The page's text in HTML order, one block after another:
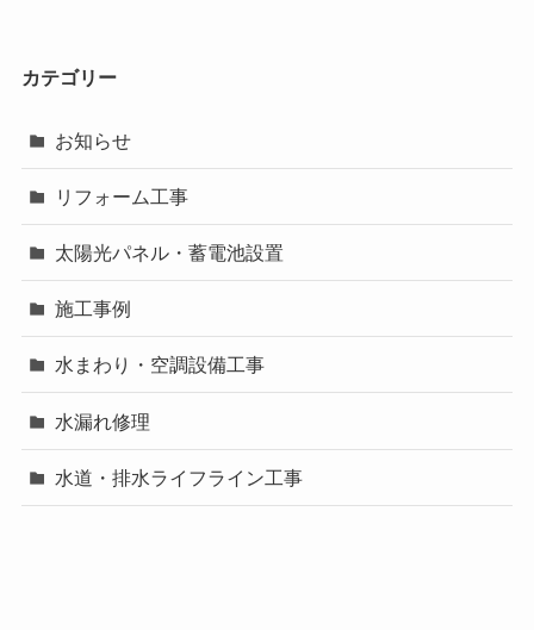
カテゴリー
お知らせ
リフォーム工事
太陽光パネル・蓄電池設置
施工事例
水まわり・空調設備工事
水漏れ修理
水道・排水ライフライン工事